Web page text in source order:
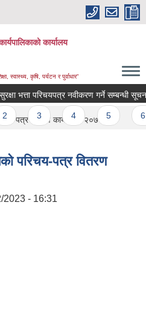
कार्यालय
स्वास्थ्य, कृषि, पर्यटन र पुर्वाधार”
भत्ता परिचयपत्र नवीकरण गर्ने सम्बन्धी सूचना ।
3 4 5
पत्र वितरण कार्यविधि- २०७६ ।
परिचय-पत्र वितरण
2023 - 16:31